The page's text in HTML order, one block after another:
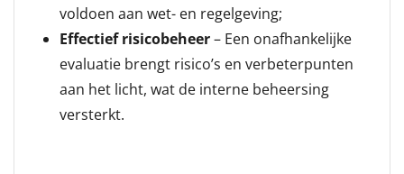
voldoen aan wet- en regelgeving;
Effectief risicobeheer– Een onafhankelijke
evaluatie brengt risico’s en verbeterpunten
aan het licht, wat de interne beheersing
versterkt.